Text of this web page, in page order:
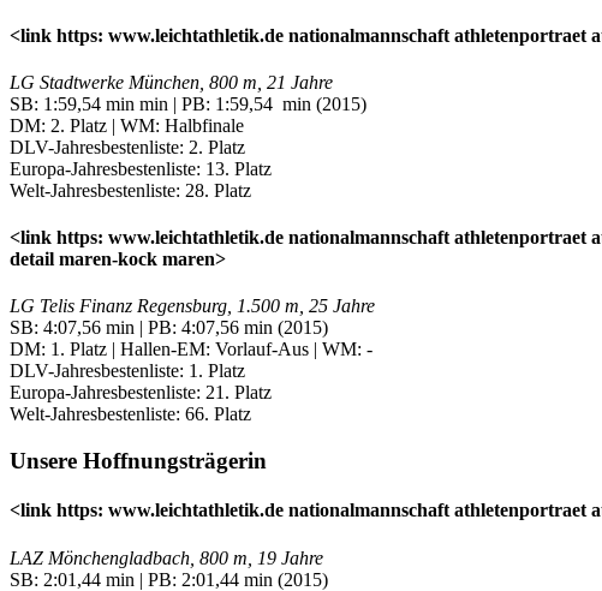
<link https: www.leichtathletik.de nationalmannschaft athletenportraet
LG Stadtwerke München, 800 m, 21 Jahre
SB: 1:59,54 min min | PB: 1:59,54 min (2015)
DM: 2. Platz | WM: Halbfinale
DLV-Jahresbestenliste: 2. Platz
Europa-Jahresbestenliste: 13. Platz
Welt-Jahresbestenliste: 28. Platz
<link https: www.leichtathletik.de nationalmannschaft
detail maren-kock maren>
LG Telis Finanz Regensburg, 1.500 m, 25 Jahre
SB: 4:07,56 min | PB: 4:07,56 min (2015)
DM: 1. Platz | Hallen-EM: Vorlauf-Aus | WM: -
DLV-Jahresbestenliste: 1. Platz
Europa-Jahresbestenliste: 21. Platz
Welt-Jahresbestenliste: 66. Platz
Unsere Hoffnungsträgerin
<link https: www.leichtathletik.de nationalmannschaft athletenportraet
LAZ Mönchengladbach, 800 m, 19 Jahre
SB: 2:01,44 min | PB: 2:01,44 min (2015)